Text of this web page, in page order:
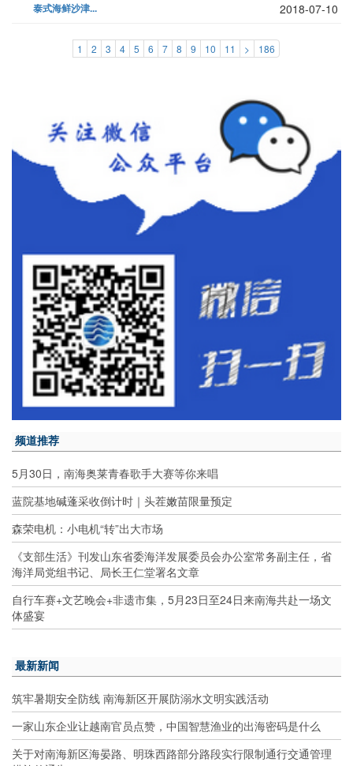
泰式海鲜沙津... 2018-07-10
1 2 3 4 5 6 7 8 9 10 11 > 186
频道推荐
5月30日，南海奥莱青春歌手大赛等你来唱
蓝院基地碱蓬采收倒计时｜头茬嫩苗限量预定
森荣电机：小电机“转”出大市场
《支部生活》刊发山东省委海洋发展委员会办公室常务副主任，省
海洋局党组书记、局长王仁堂署名文章
自行车赛+文艺晚会+非遗市集，5月23日至24日来南海共赴一场文
体盛宴
最新新闻
筑牢暑期安全防线 南海新区开展防溺水文明实践活动
一家山东企业让越南官员点赞，中国智慧渔业的出海密码是什么
关于对南海新区海晏路、明珠西路部分路段实行限制通行交通管理